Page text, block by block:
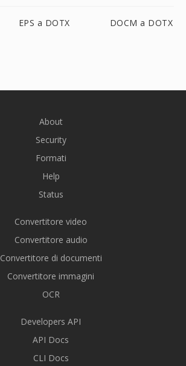
EPS a DOTX DOCM a DOTX
About
Security
Formati
Help
Status
Convertitore video
Convertitore audio
Convertitore di documenti
Convertitore immagini
OCR
Developers API
API Docs
CLI Docs